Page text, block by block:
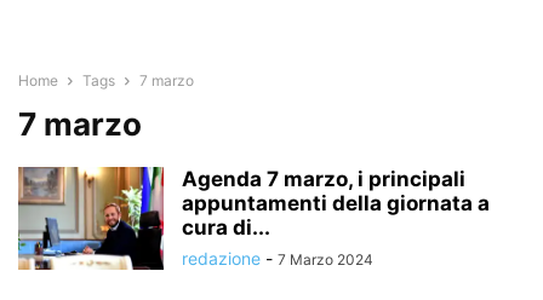
Home Tags 7 marzo
7 marzo
Agenda 7 marzo, i principali
appuntamenti della giornata a
cura di...
redazione - 7 Marzo 2024